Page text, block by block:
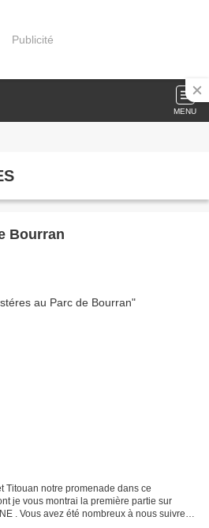
Publicité
MENU
Bourran
Titouan notre promenade dans ce
je vous montrai la première partie sur
. Vous avez été nombreux à nous suivre,